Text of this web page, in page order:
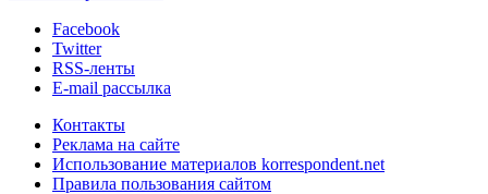
Facebook
Twitter
RSS-ленты
E-mail рассылка
Контакты
Реклама на сайте
Использование материалов korrespondent.net
Правила пользования сайтом